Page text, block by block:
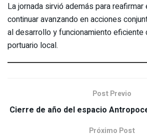
La jornada sirvió además para
continuar avanzando en acciones
al desarrollo y funcionamiento
portuario local.
Post Previo
Cierre de año del espacio
Próximo Post